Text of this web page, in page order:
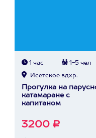
1 час 1-5 чел
Исетское вдхр.
Прогулка на
катамаране с
капитаном
3200 ₽